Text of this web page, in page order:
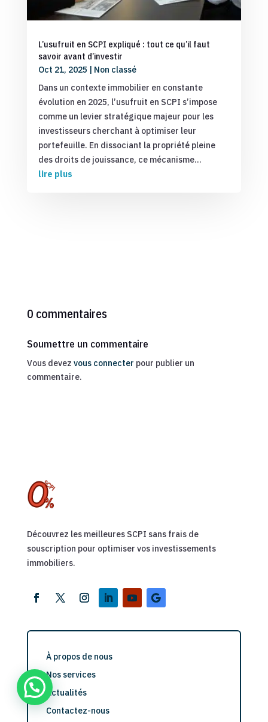
L’usufruit en SCPI expliqué : tout ce qu’il faut
savoir avant d’investir
Oct 21, 2025 | Non classé
Dans un contexte immobilier en constante
évolution en 2025, l’usufruit en SCPI s’impose
comme un levier stratégique majeur pour les
investisseurs cherchant à optimiser leur
portefeuille. En dissociant la propriété pleine
des droits de jouissance, ce mécanisme...
lire plus
0 commentaires
Soumettre un commentaire
Vous devez vous connecter pour publier un
commentaire.
Découvrez les meilleures SCPI sans frais de
souscription pour optimiser vos investissements
immobiliers.
À propos de nous
Nos services
Actualités
Contactez-nous